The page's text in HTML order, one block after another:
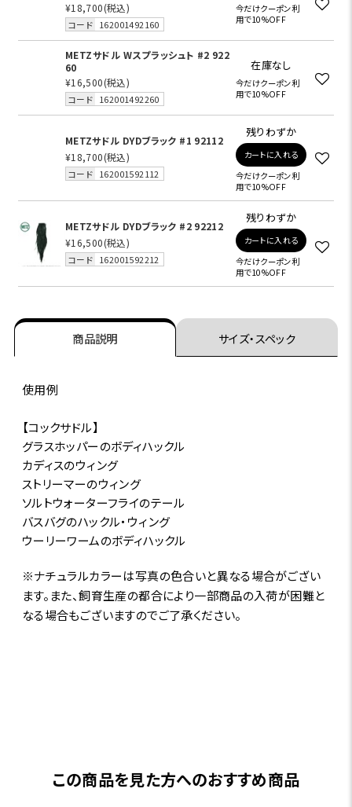
¥18,700(税込)
コード 162001492160
今だけクーポン利
用で10%OFF
METZサドル Wスプラッシュト #2 922
60
¥16,500(税込)
コード 162001492260
在庫なし
今だけクーポン利
用で10%OFF
METZサドル DYDブラック #1 92112
¥18,700(税込)
コード 162001592112
残りわずか
カートに入れる
今だけクーポン利
用で10%OFF
METZサドル DYDブラック #2 92212
¥16,500(税込)
コード 162001592212
残りわずか
カートに入れる
今だけクーポン利
用で10%OFF
商品説明 サイズ・スペック
使用例
【コックサドル】
グラスホッパーのボディハックル
カディスのウィング
ストリーマーのウィング
ソルトウォーターフライのテール
バスバグのハックル・ウィング
ウーリーワームのボディハックル
※ナチュラルカラーは写真の色合いと異なる場合がござい
ます。また、飼育生産の都合により一部商品の入荷が困難と
なる場合もございますのでご了承ください。
この商品を見た方へのおすすめ商品